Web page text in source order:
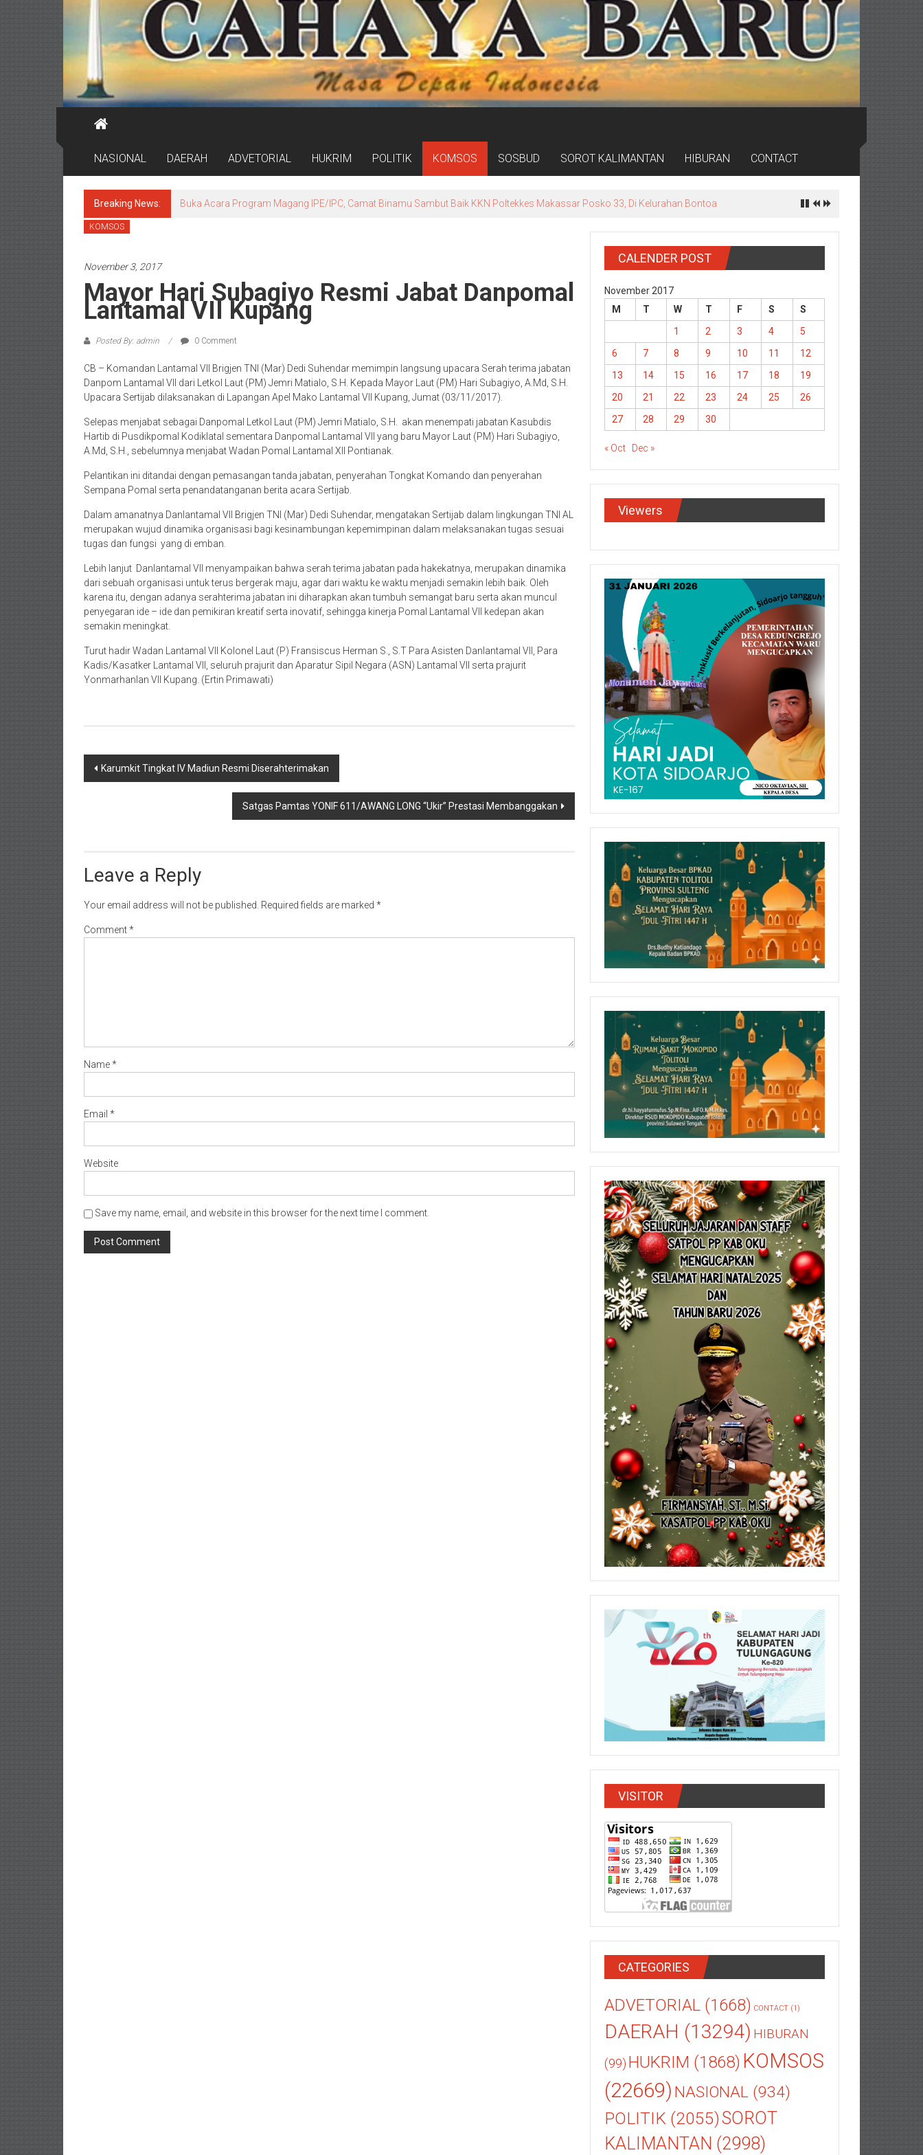
NASIONAL DAERAH ADVETORIAL HUKRIM POLITIK KOMSOS SOSBUD SOROT KALIMANTAN HIBURAN CONTACT
Breaking News: DPRD Surabaya Pastikan Program Kampung Pancasila Terakomodasi Dalam Raperda Kampung Cerdas
KOMSOS
November 3, 2017
Mayor Hari Subagiyo Resmi Jabat Danpomal
Lantamal VII Kupang
Posted By: admin 0 Comment
CB – Komandan Lantamal VII Brigjen TNI (Mar) Dedi Suhendar memimpin langsung upacara Serah terima jabatan
Danpom Lantamal VII dari Letkol Laut (PM) Jemri Matialo, S.H. Kepada Mayor Laut (PM) Hari Subagiyo, A.Md, S.H.
Upacara Sertijab dilaksanakan di Lapangan Apel Mako Lantamal VII Kupang, Jumat (03/11/2017).
Selepas menjabat sebagai Danpomal Letkol Laut (PM) Jemri Matialo, S.H. akan menempati jabatan Kasubdis
Hartib di Pusdikpomal Kodiklatal sementara Danpomal Lantamal VII yang baru Mayor Laut (PM) Hari Subagiyo,
A.Md, S.H., sebelumnya menjabat Wadan Pomal Lantamal XII Pontianak.
Pelantikan ini ditandai dengan pemasangan tanda jabatan, penyerahan Tongkat Komando dan penyerahan
Sempana Pomal serta penandatanganan berita acara Sertijab.
Dalam amanatnya Danlantamal VII Brigjen TNI (Mar) Dedi Suhendar, mengatakan Sertijab dalam lingkungan TNI AL
merupakan wujud dinamika organisasi bagi kesinambungan kepemimpinan dalam melaksanakan tugas sesuai
tugas dan fungsi yang di emban.
Lebih lanjut Danlantamal VII menyampaikan bahwa serah terima jabatan pada hakekatnya, merupakan dinamika
dari sebuah organisasi untuk terus bergerak maju, agar dari waktu ke waktu menjadi semakin lebih baik. Oleh
karena itu, dengan adanya serahterima jabatan ini diharapkan akan tumbuh semangat baru serta akan muncul
penyegaran ide – ide dan pemikiran kreatif serta inovatif, sehingga kinerja Pomal Lantamal VII kedepan akan
semakin meningkat.
Turut hadir Wadan Lantamal VII Kolonel Laut (P) Fransiscus Herman S., S.T Para Asisten Danlantamal VII, Para
Kadis/Kasatker Lantamal VII, seluruh prajurit dan Aparatur Sipil Negara (ASN) Lantamal VII serta prajurit
Yonmarhanlan VII Kupang. (Ertin Primawati)
Post
Karumkit Tingkat IV Madiun Resmi Diserahterimakan
Satgas Pamtas YONIF 611/AWANG LONG “Ukir” Prestasi Membanggakan
Leave a Reply
Your email address will not be published. Required fields are marked *
Comment*
Name*
Email *
Website
Save my name, email, and website in this browser for the next time I comment.
CALENDER POST
November 2017
M
T W T F S
S
1
2 3 4
5
6
7 8 9 10 11
12
13
14 15 16 17 18
19
20
21 22 23 24 25
26
27
28 29 30
« Oct Dec »
Viewers
VISITOR
CATEGORIES
ADVETORIAL (1668) CONTACT (1)
DAERAH (13294) HIBURAN
(99) HUKRIM (1868) KOMSOS
(22669) NASIONAL (934)
POLITIK (2055)SOROT
KALIMANTAN (2998)